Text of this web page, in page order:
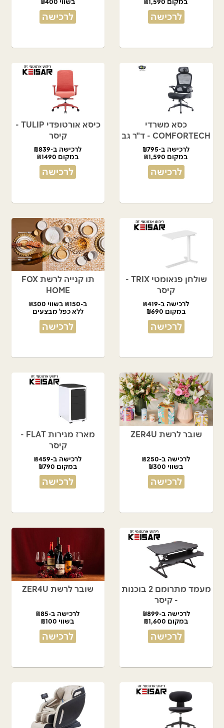
לרכישה לרכישה
כסא משרדי
COMFORTECH - ד"ר גב
לרכישה ב-₪795
במקום ₪1,590
לרכישה
כיסא אורטופדי TULIP -
קיסר
לרכישה ב-₪839
במקום ₪1490
לרכישה
שולחן פנאומטי TRIX -
קיסר
לרכישה ב-₪419
במקום ₪690
לרכישה
תו קנייה לרשת FOX
HOME
ב-₪150 בשווי ₪300
ללא כפל מבצעים
לרכישה
שובר לרשת ZER4U
לרכישה ב-₪250
בשווי ₪300
לרכישה
מארז מגירות FLAT -
קיסר
לרכישה ב-₪459
במקום ₪790
לרכישה
מעמד מתרומם 2 בוכנות
- קיסר
לרכישה ב-₪899
במקום ₪1,600
לרכישה
שובר לרשת ZER4U
לרכישה ב-₪85
בשווי ₪100
לרכישה